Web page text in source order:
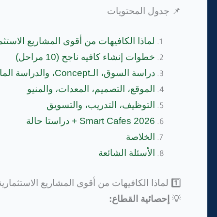
📌 جدول المحتويات
لماذا الكافيهات من أقوى المشاريع
خطوات إنشاء كافيه ناجح (10 مراحل)
دراسة السوق، الـConcept، والدراسة المالية
الموقع، التصميم، المعدات، والمنيو
التوظيف، التدريب، والتسويق
Smart Cafes 2026 + دراستا حالة
الخلاصة
الأسئلة الشائعة
1️⃣ لماذا الكافيهات من أقوى المشاريع الاستثمارية؟
💡 إحصائية القطاع: